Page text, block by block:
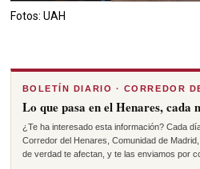
Fotos: UAH
BOLETÍN DIARIO · CORREDOR
Lo que pasa en el Henares, cada
¿Te ha interesado esta información? Cada
Corredor del Henares, Comunidad de
de verdad te afectan, y te las enviamos por